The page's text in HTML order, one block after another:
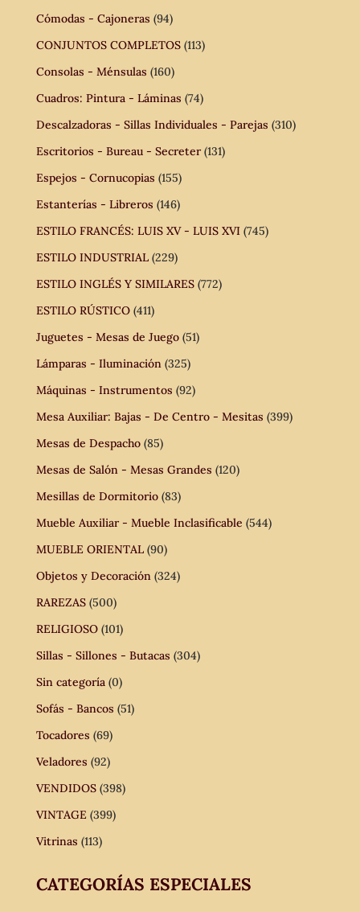
Cómodas - Cajoneras (94)
CONJUNTOS COMPLETOS (113)
Consolas - Ménsulas (160)
Cuadros: Pintura - Láminas (74)
Descalzadoras - Sillas Individuales - Parejas (310)
Escritorios - Bureau - Secreter (131)
Espejos - Cornucopias (155)
Estanterías - Libreros (146)
ESTILO FRANCÉS: LUIS XV - LUIS XVI (745)
ESTILO INDUSTRIAL (229)
ESTILO INGLÉS Y SIMILARES (772)
ESTILO RÚSTICO (411)
Juguetes - Mesas de Juego (51)
Lámparas - Iluminación (325)
Máquinas - Instrumentos (92)
Mesa Auxiliar: Bajas - De Centro - Mesitas (399)
Mesas de Despacho (85)
Mesas de Salón - Mesas Grandes (120)
Mesillas de Dormitorio (83)
Mueble Auxiliar - Mueble Inclasificable (544)
MUEBLE ORIENTAL (90)
Objetos y Decoración (324)
RAREZAS (500)
RELIGIOSO (101)
Sillas - Sillones - Butacas (304)
Sin categoría (0)
Sofás - Bancos (51)
Tocadores (69)
Veladores (92)
VENDIDOS (398)
VINTAGE (399)
Vitrinas (113)
CATEGORÍAS ESPECIALES